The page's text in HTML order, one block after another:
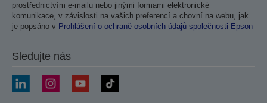
prostřednictvím e-mailu nebo jinými formami elektronické
komunikace, v závislosti na vašich preferencí a chovní na webu, jak
je popsáno v Prohlášení o ochraně osobních údajů společnosti Epson
Sledujte nás